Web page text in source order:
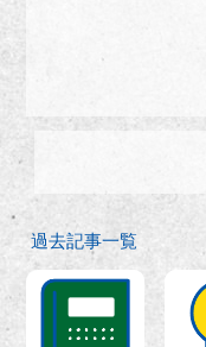
過去記事一覧